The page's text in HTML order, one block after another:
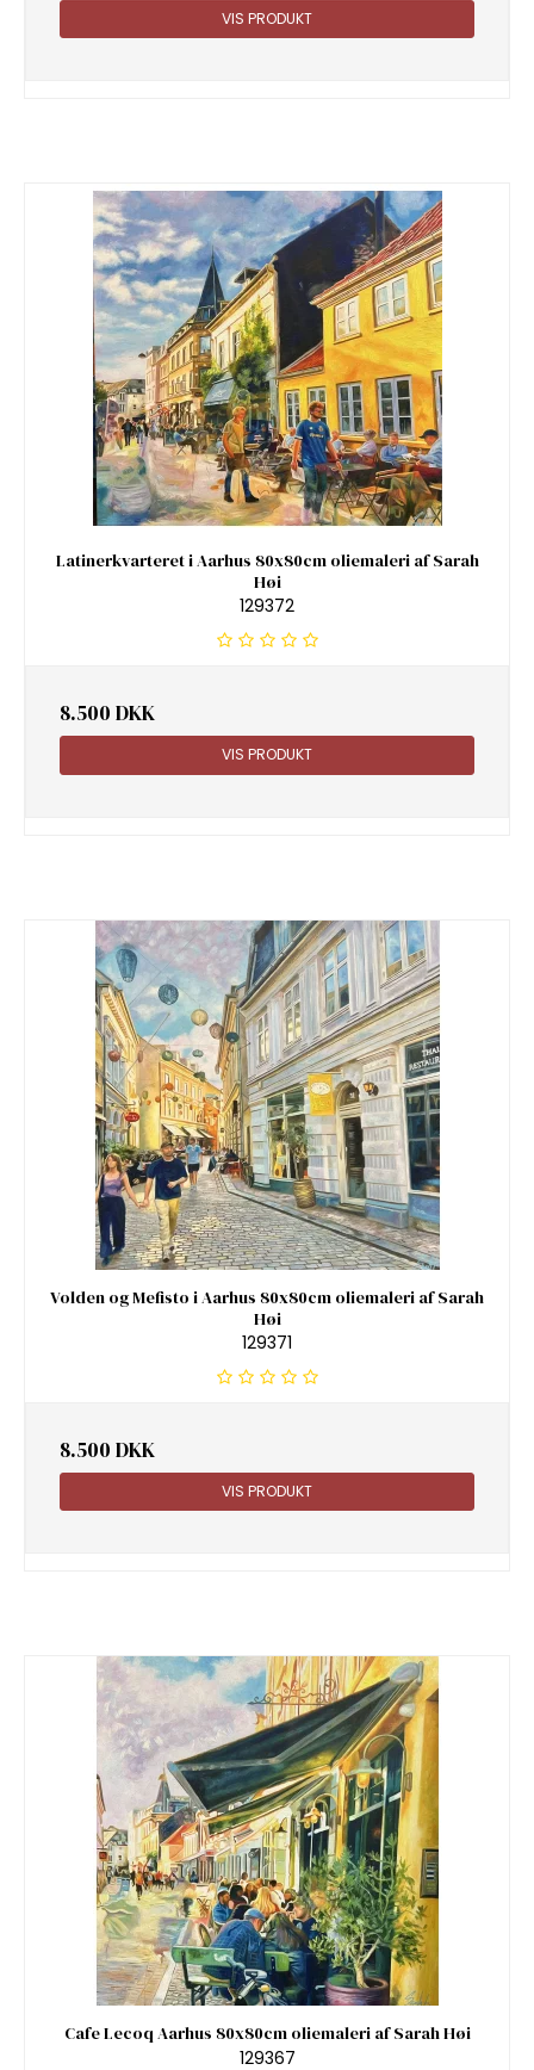
VIS PRODUKT
Latinerkvarteret i Aarhus 80x80cm oliemaleri af Sarah
Høi
129372
8.500 DKK
VIS PRODUKT
Volden og Mefisto i Aarhus 80x80cm oliemaleri af Sarah
Høi
129371
8.500 DKK
VIS PRODUKT
Cafe Lecoq Aarhus 80x80cm oliemaleri af Sarah Høi
129367